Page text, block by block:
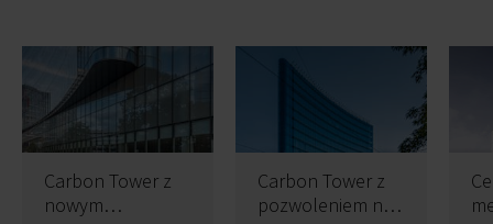
Carbon Tower z
nowym
Carbon Tower z
pozwoleniem na